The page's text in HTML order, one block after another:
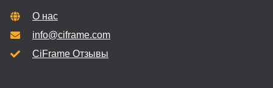
О нас
info@ciframe.com
CiFrame Отзывы